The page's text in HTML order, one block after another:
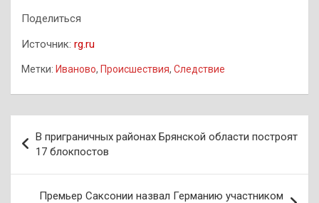
Поделиться
Источник: rg.ru
Метки: Иваново, Происшествия, Следствие
по
записям
В приграничных районах Брянской области построят
17 блокпостов
Премьер Саксонии назвал Германию участником